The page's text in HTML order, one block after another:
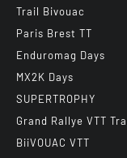
Trail Bivouac
Paris Brest TT
Enduromag Days
MX2K Days
SUPERTROPHY
Grand Rallye VTT
BiiVOUAC VTT